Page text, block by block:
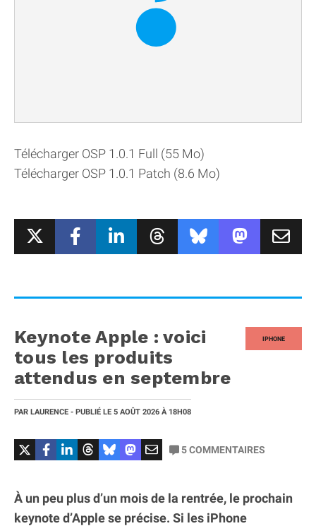
Télécharger OSP 1.0.1 Full (55 Mo)
Télécharger OSP 1.0.1 Patch (8.6 Mo)
IPHONE
Keynote Apple : voici
tous les produits
attendus en septembre
PAR LAURENCE - PUBLIÉ LE 5 AOÛT 2026 À 18H08
5COMMENTAIRES
À un peu plus d’un mois de la rentrée, le prochain
keynote d’Apple se précise. Si les iPhone